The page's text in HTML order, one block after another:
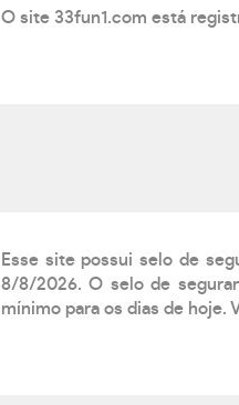
O site 33fun1.com está
Esse site possui selo de
8/8/2026. O selo de
mínimo para os dias de hoje.